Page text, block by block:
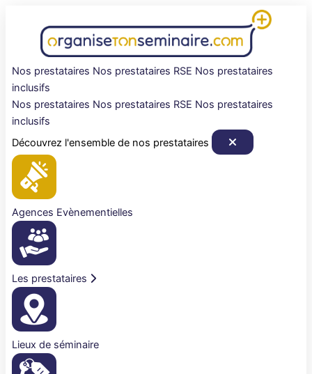
Nos prestataires Nos prestataires RSE Nos prestataires
inclusifs
Nos prestataires Nos prestataires RSE Nos prestataires
inclusifs
Découvrez l'ensemble de nos prestataires
Agences Evènementielles
Les prestataires
Lieux de séminaire